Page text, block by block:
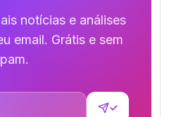
notícias e análises
email. Grátis e sem
✓